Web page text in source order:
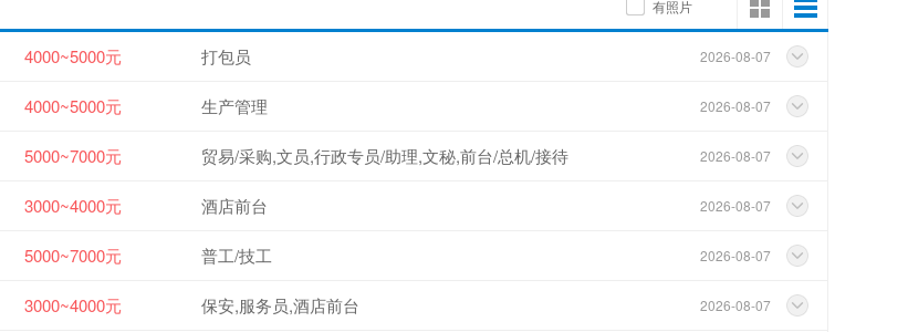
有照片
4000~5000元 打包员 2026-08-07
4000~5000元 生产管理 2026-08-07
5000~7000元 贸易/采购,文员,行政专员/助理,文秘,前台/总机/接待 2026-08-07
3000~4000元 酒店前台 2026-08-07
5000~7000元 普工/技工 2026-08-07
3000~4000元 保安,服务员,酒店前台 2026-08-07